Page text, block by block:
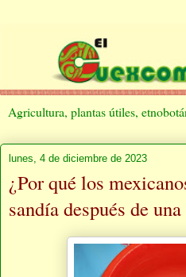
Agricultura, plantas útiles,
lunes, 4 de diciembre de 2023
¿Por qué los
sandía después de